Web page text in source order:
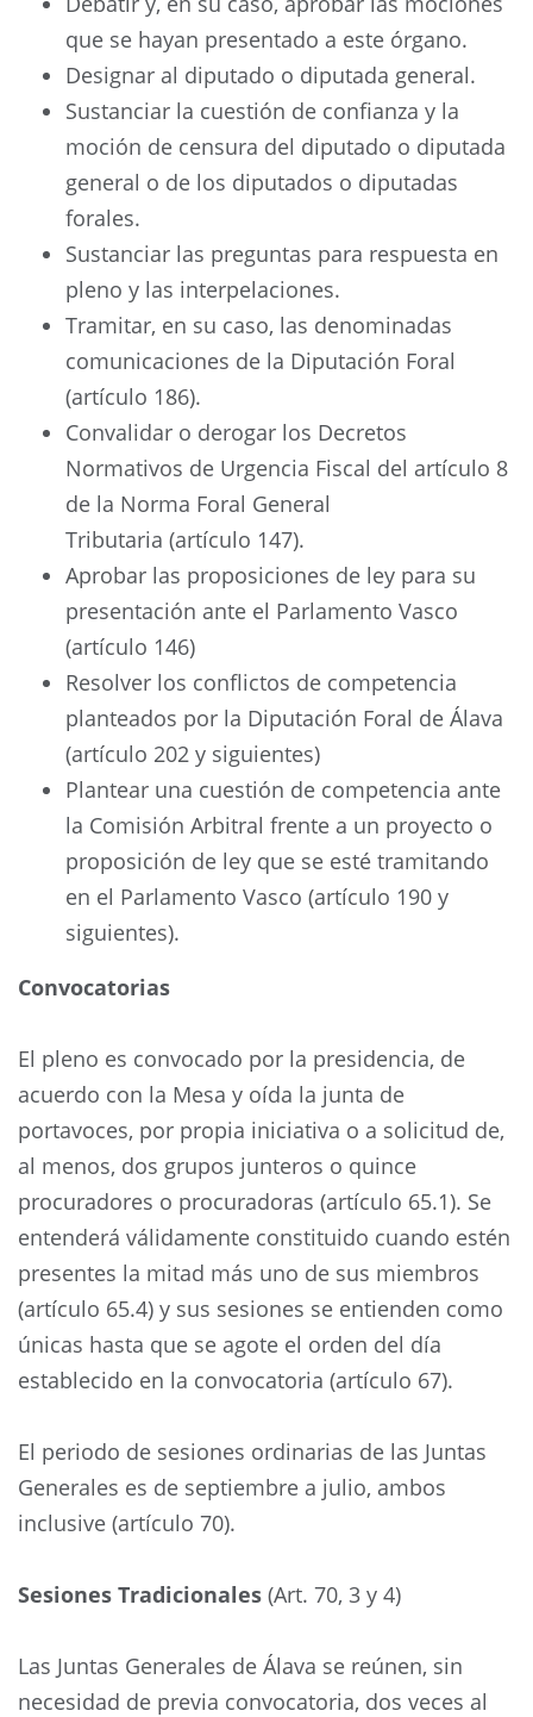
que se hayan presentado a este órgano.
Designar al diputado o diputada general.
Sustanciar la cuestión de confianza y la
moción de censura del diputado o diputada
general o de los diputados o diputadas
forales.
Sustanciar las preguntas para respuesta en
pleno y las interpelaciones.
Tramitar, en su caso, las denominadas
comunicaciones de la Diputación Foral
(artículo 186).
Convalidar o derogar los Decretos
Normativos de Urgencia Fiscal del artículo 8
de la Norma Foral General
Tributaria (artículo 147).
Aprobar las proposiciones de ley para su
presentación ante el Parlamento Vasco
(artículo 146)
Resolver los conflictos de competencia
planteados por la Diputación Foral de Álava
(artículo 202 y siguientes)
Plantear una cuestión de competencia ante
la Comisión Arbitral frente a un proyecto o
proposición de ley que se esté tramitando
en el Parlamento Vasco (artículo 190 y
siguientes).
Convocatorias
El pleno es convocado por la presidencia, de
acuerdo con la Mesa y oída la junta de
portavoces, por propia iniciativa o a solicitud de,
al menos, dos grupos junteros o quince
procuradores o procuradoras (artículo 65.1). Se
entenderá válidamente constituido cuando estén
presentes la mitad más uno de sus miembros
(artículo 65.4) y sus sesiones se entienden como
únicas hasta que se agote el orden del día
establecido en la convocatoria (artículo 67).
El periodo de sesiones ordinarias de las Juntas
Generales es de septiembre a julio, ambos
inclusive (artículo 70).
Sesiones Tradicionales (Art. 70, 3 y 4)
Las Juntas Generales de Álava se reúnen, sin
necesidad de previa convocatoria, dos veces al